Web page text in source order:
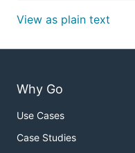
View as plain text
Why Go
Use Cases
Case Studies